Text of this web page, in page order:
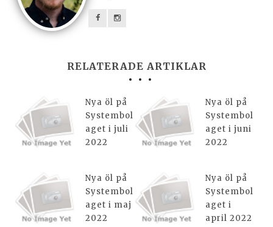
RELATERADE ARTIKLAR
Nya öl på
Systembol
aget i juli
2022
Nya öl på
Systembol
aget i juni
2022
Nya öl på
Systembol
aget i maj
2022
Nya öl på
Systembol
aget i
april 2022